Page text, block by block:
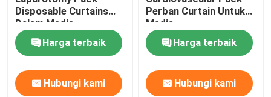
Disposable Curtains
Dalam Medis
Disesuaikan
Harga terbaik
Hubungi kami
Perban Curtain Untuk
Medis
Harga terbaik
Hubungi kami